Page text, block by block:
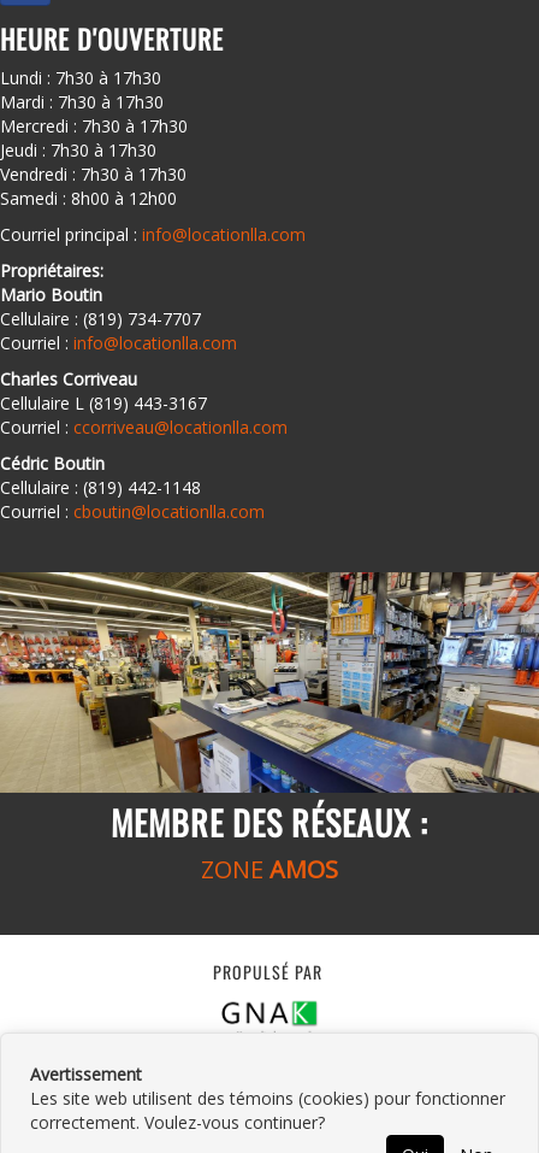
HEURE D'OUVERTURE
Lundi : 7h30 à 17h30
Mardi : 7h30 à 17h30
Mercredi : 7h30 à 17h30
Jeudi : 7h30 à 17h30
Vendredi : 7h30 à 17h30
Samedi : 8h00 à 12h00
Courriel principal : info@locationlla.com
Propriétaires:
Mario Boutin
Cellulaire : (819) 734-7707
Courriel : info@locationlla.com
Charles Corriveau
Cellulaire L (819) 443-3167
Courriel : ccorriveau@locationlla.com
Cédric Boutin
Cellulaire : (819) 442-1148
Courriel : cboutin@locationlla.com
MEMBRE DES RÉSEAUX :
ZONE AMOS
PROPULSÉ PAR
Contactez-
Avertissement
Les site web utilisent des témoins (cookies) pour fonctionner
correctement. Voulez-vous continuer?